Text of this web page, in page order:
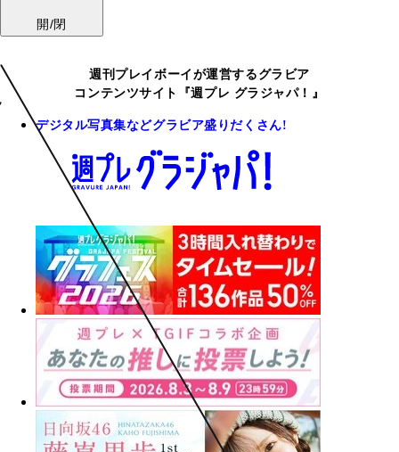
開/閉
週刊プレイボーイが運営するグラビア
コンテンツサイト『週プレ グラジャパ！』
デジタル写真集などグラビア盛りだくさん!